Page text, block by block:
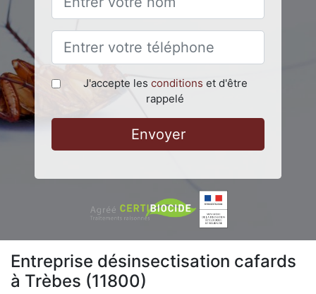
J'accepte les conditions et d'être
rappelé
Envoyer
Entreprise désinsectisation cafards
à Trèbes (11800)